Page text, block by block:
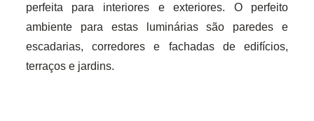
perfeita para interiores e exteriores. O perfeito
ambiente para estas luminárias são paredes e
escadarias, corredores e fachadas de edifícios,
terraços e jardins.